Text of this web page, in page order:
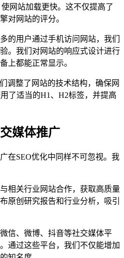
网站加载更快。这不仅提高了
对网站的评分。
的用户通过手机访问网站，我们
。我们对网站的响应式设计进行
上都能正常显示。
调整了网站的技术结构，确保网
了适当的H1、H2标签，并提高
媒体推广
在SEO优化中同样不可忽视。我
相关行业网站合作，获取高质量
原创研究报告和行业分析，吸引
信、微博、抖音等社交媒体平
通过这些平台，我们不仅能增加